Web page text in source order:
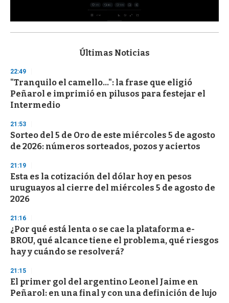
s
d
s
o
f
3
s
e
c
o
d
s
Últimas Noticias
22:49
"Tranquilo el camello...": la frase que eligió
Peñarol e imprimió en pilusos para festejar el
Intermedio
21:53
Sorteo del 5 de Oro de este miércoles 5 de agosto
de 2026: números sorteados, pozos y aciertos
21:19
Esta es la cotización del dólar hoy en pesos
uruguayos al cierre del miércoles 5 de agosto de
2026
21:16
¿Por qué está lenta o se cae la plataforma e-
BROU, qué alcance tiene el problema, qué riesgos
hay y cuándo se resolverá?
21:15
El primer gol del argentino Leonel Jaime en
Peñarol: en una final y con una definición de lujo